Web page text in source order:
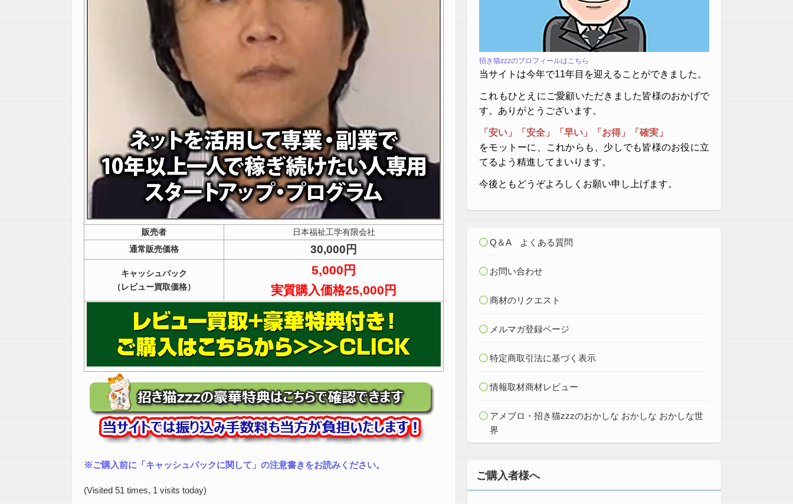
販売者
日本福祉工学有限会社
通常販売価格
30,000円
キャッシュバック
（レビュー買取価格）
5,000円
実質購入価格25,000円
※ご購入前に「キャッシュバックに関して」の注意書きをお読みください。
(Visited 51 times, 1 visits today)
招き猫zzzのプロフィールはこちら
当サイトは今年で11年目を迎えることができました。
これもひとえにご愛顧いただきました皆様のおかげで
す。ありがとうございます。
「安い」「安全」「早い」「お得」「確実」
をモットーに、これからも、少しでも皆様のお役に立
てるよう精進してまいります。
今後ともどうぞよろしくお願い申し上げます。
Q＆A よくある質問
お問い合わせ
商材のリクエスト
メルマガ登録ページ
特定商取引法に基づく表示
情報取材商材レビュー
アメブロ・招き猫zzzのおかしな おかしな おかしな世
界
ご購入者様へ